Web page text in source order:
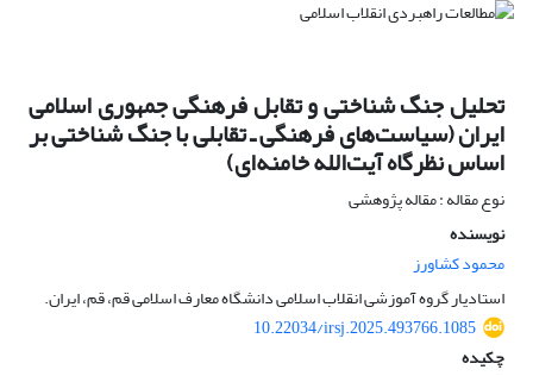
تحلیل جنگ شناختی و تقابل فرهنگی جمهوری اسلامی
ایران (سیاست‌های فرهنگی ـ تقابلی با جنگ شناختی بر
اساس نظرگاه آیت‌الله خامنه‌ای)
نوع مقاله : مقاله پژوهشی
نویسنده
محمود کشاورز
استادیار گروه آموزشی انقلاب اسلامی دانشگاه معارف اسلامی قم، قم، ایران.
10.22034/irsj.2025.493766.1085
چکیده